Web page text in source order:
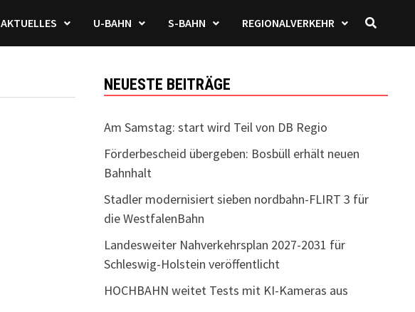
AKTUELLES U-BAHN S-BAHN REGIONALVERKEHR
NEUESTE BEITRÄGE
Am Samstag: start wird Teil von DB Regio
Förderbescheid übergeben: Bosbüll erhält neuen
Bahnhalt
Stadler modernisiert sieben nordbahn-FLIRT 3 für
die WestfalenBahn
Landesweiter Nahverkehrsplan 2027-2031 für
Schleswig-Holstein veröffentlicht
HOCHBAHN weitet Tests mit KI-Kameras aus